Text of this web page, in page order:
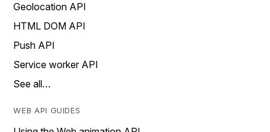
Geolocation API
HTML DOM API
Push API
Service worker API
See all…
WEB API GUIDES